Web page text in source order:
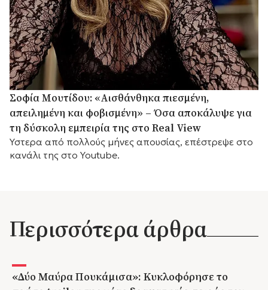
Σοφία Μουτίδου: «Αισθάνθηκα πιεσμένη,
απειλημένη και φοβισμένη» – Όσα αποκάλυψε για
τη δύσκολη εμπειρία της στο Real View
Ύστερα από πολλούς μήνες απουσίας, επέστρεψε στο
κανάλι της στο Youtube.
Περισσότερα άρθρα
«Δύο Μαύρα Πουκάμισα»: Κυκλοφόρησε το